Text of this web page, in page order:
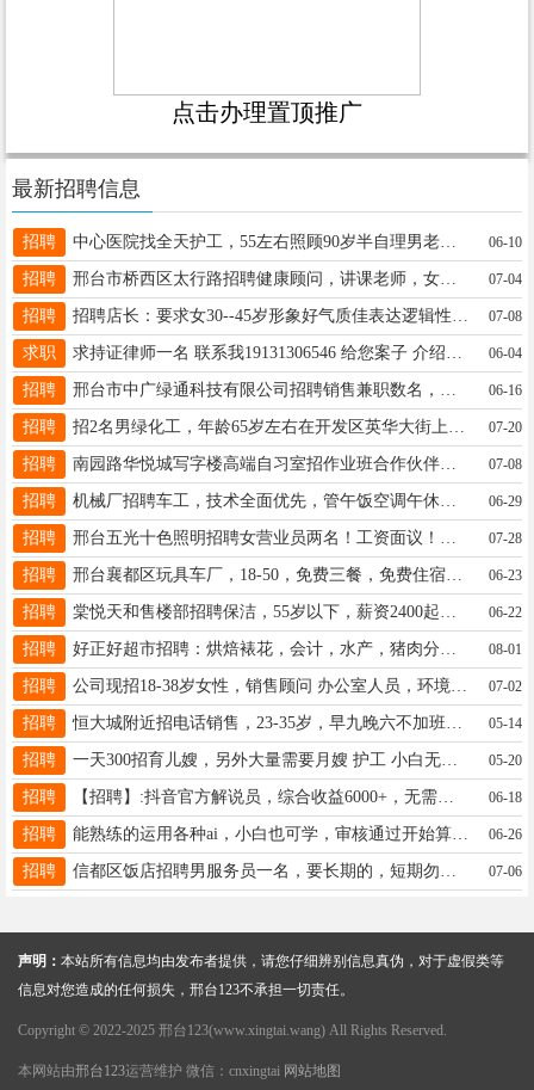
点击办理置顶推广
最新招聘信息
招聘 中心医院找全天护工，55左右照顾90岁半自理男老人，有尿管，有时需要喂饭，长期用18131853393 06-10
招聘 邢台市桥西区太行路招聘健康顾问，讲课老师，女，45岁~55岁，欢迎垂询15930072971。 07-04
招聘 07-08
求职 06-04
招聘 06-16
招聘 07-20
招聘 南园路华悦城写字楼高端自习室招作业班合作伙伴，环境舒适，设备齐全，有意者电话联系1546331989055 07-08
招聘 机械厂招聘车工，技术全面优先，管午饭空调午休宿舍，开发区王快镇卫生院附近，有意电联，13102559085 06-29
招聘 07-28
招聘 邢台襄都区玩具车厂，18-50，免费三餐，免费住宿，一个月4500-5500，19133906439联系电话 06-23
招聘 06-22
招聘 好正好超市招聘：烘焙裱花，会计，水产，猪肉分割。会的优先考虑。地址：守敬北路锦鼎广场。电话：15231925506 08-01
招聘 07-02
招聘 05-14
招聘 一天300招育儿嫂，另外大量需要月嫂 护工 小白无经验可做13831905781 05-20
招聘 【招聘】:抖音官方解说员，综合收益6000+，无需经验，4-6小时，善于互动，联系电话15200168698（微信） 06-18
招聘 能熟练的运用各种ai，小白也可学，审核通过开始算薪资3000-6000工作无压力轻松，18333456606同v大风口 06-26
招聘 07-06
声明： 本站所有信息均由发布者提供，请您仔细辨别信息真伪，对于虚假类等
信息对您造成的任何损失，邢台123不承担一切责任。
Copyright © 2022-2025 邢台123(www.xingtai.wang) All Rights Reserved.
本网站由邢台123运营维护 微信：cnxingtai 网站地图